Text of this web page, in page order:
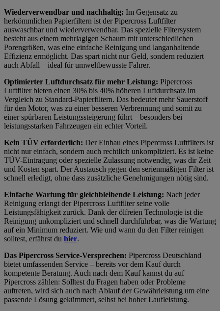
Wiederverwendbar und nachhaltig: Im Gegensatz zu
herkömmlichen Papierfiltern ist der Pipercross Luftfilter
auswaschbar und wiederverwendbar. Das spezielle Filtersystem
besteht aus einem mehrlagigen Schaum mit unterschiedlichen
Porengrößen, was eine einfache Reinigung und langanhaltende
Effizienz ermöglicht. Das spart nicht nur Geld, sondern reduziert
auch Abfall – ideal für umweltbewusste Fahrer.
Optimierter Luftdurchsatz für mehr Leistung: Pipercross
Luftfilter bieten einen 30% bis 40% höheren Luftdurchsatz im
Vergleich zu Standard-Papierfiltern. Das bedeutet mehr Sauerstoff
für den Motor, was zu einer besseren Verbrennung und somit zu
einer spürbaren Leistungssteigerung führt – besonders bei
leistungsstarken Fahrzeugen ein echter Vorteil.
Kein TÜV erforderlich: Der Einbau eines Pipercross Luftfilters ist
nicht nur einfach, sondern auch rechtlich unkompliziert. Es ist keine
TÜV-Eintragung oder spezielle Zulassung notwendig, was dir Zeit
und Kosten spart. Der Austausch gegen den serienmäßigen Filter ist
schnell erledigt, ohne dass zusätzliche Genehmigungen nötig sind.
Einfache Wartung für gleichbleibende Leistung: Nach jeder
Reinigung erlangt der Pipercross Luftfilter seine volle
Leistungsfähigkeit zurück. Dank der ölfreien Technologie ist die
Reinigung unkompliziert und schnell durchführbar, was die Wartung
auf ein Minimum reduziert. Wie und wann du den Filter reinigen
solltest, erfährst du hier.
Das Pipercross Service-Versprechen: Pipercross Deutschland
bietet umfassenden Service – bereits vor dem Kauf durch
kompetente Beratung. Auch nach dem Kauf kannst du auf
Pipercross zählen: Solltest du Fragen haben oder Probleme
auftreten, wird sich auch nach Ablauf der Gewährleistung um eine
passende Lösung gekümmert, selbst bei hoher Laufleistung.